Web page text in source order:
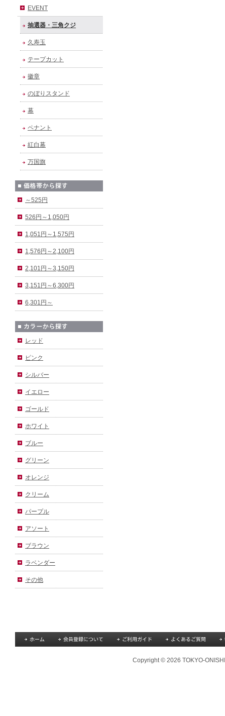
EVENT
抽選器・三角クジ
久寿玉
テープカット
徽章
のぼりスタンド
幕
ペナント
紅白幕
万国旗
～525円
526円～1,050円
1,051円～1,575円
1,576円～2,100円
2,101円～3,150円
3,151円～6,300円
6,301円～
レッド
ピンク
シルバー
イエロー
ゴールド
ホワイト
ブルー
グリーン
オレンジ
クリーム
パープル
アソート
ブラウン
ラベンダー
その他
Copyright © 2026 TOKYO-